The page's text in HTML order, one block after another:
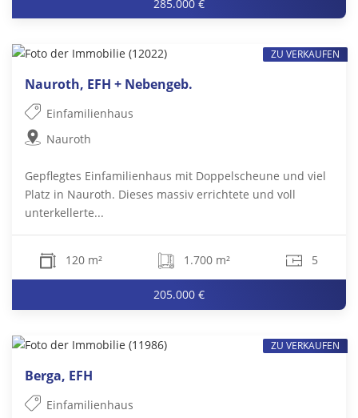
285.000 €
Nauroth, EFH + Nebengeb.
Einfamilienhaus
Nauroth
Gepflegtes Einfamilienhaus mit Doppelscheune und viel
Platz in Nauroth. Dieses massiv errichtete und voll
unterkellerte...
120 m² 1.700 m² 5
205.000 €
ZU VERKAUFEN
Berga, EFH
Einfamilienhaus
ZU VERKAUFEN